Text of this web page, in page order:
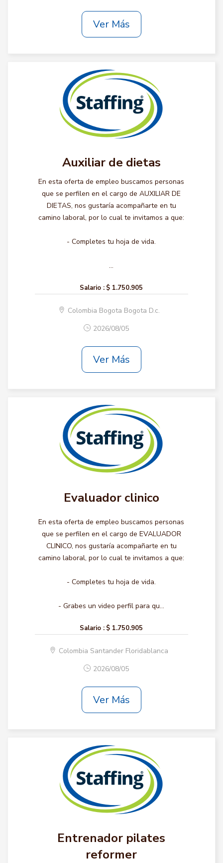
Ver Más
Auxiliar de dietas
En esta oferta de empleo buscamos personas
que se perfilen en el cargo de AUXILIAR DE
DIETAS, nos gustaría acompañarte en tu
camino laboral, por lo cual te invitamos a que:
- Completes tu hoja de vida.
...
Salario : $ 1.750.905
Colombia Bogota Bogota D.c.
2026/08/05
Ver Más
Evaluador clinico
En esta oferta de empleo buscamos personas
que se perfilen en el cargo de EVALUADOR
CLINICO, nos gustaría acompañarte en tu
camino laboral, por lo cual te invitamos a que:
- Completes tu hoja de vida.
- Grabes un video perfil para qu...
Salario : $ 1.750.905
Colombia Santander Floridablanca
2026/08/05
Ver Más
Entrenador pilates
reformer